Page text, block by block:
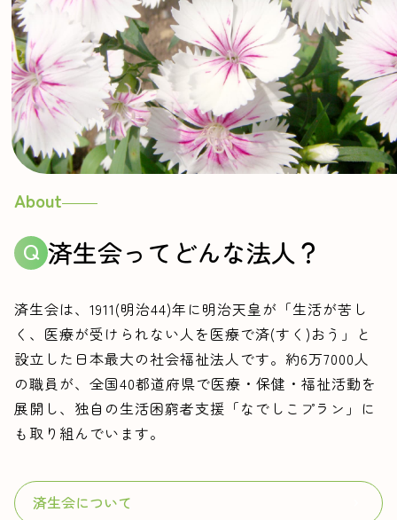
About
済生会ってどんな法人？
済生会は、1911(明治44)年に明治天皇が「生活が苦し
く、医療が受けられない人を医療で済(すく)おう」と
設立した日本最大の社会福祉法人です。約6万7000人
の職員が、全国40都道府県で医療・保健・福祉活動を
展開し、独自の生活困窮者支援「なでしこプラン」に
も取り組んでいます。
済生会について